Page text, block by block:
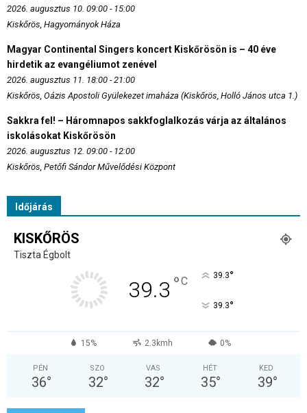
2026. augusztus 10. 09:00 - 15:00
Kiskőrös, Hagyományok Háza
Magyar Continental Singers koncert Kiskőrösön is – 40 éve
hirdetik az evangéliumot zenével
2026. augusztus 11. 18:00 - 21:00
Kiskőrös, Oázis Apostoli Gyülekezet imaháza (Kiskőrös, Holló János utca 1.)
Sakkra fel! – Háromnapos sakkfoglalkozás várja az általános
iskolásokat Kiskőrösön
2026. augusztus 12. 09:00 - 12:00
Kiskőrös, Petőfi Sándor Művelődési Központ
Időjárás
KISKŐRÖS
Tiszta Égbolt
39.3 °C 39.3°
39.3°
15% 2.3kmh 0%
PÉN
36°
SZO
32°
VAS
32°
HÉT
35°
KED
39°